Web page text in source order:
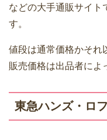
などの大手通販サイト
す。
値段は通常価格かそれ
販売価格は出品者によ
東急ハンズ・ロ